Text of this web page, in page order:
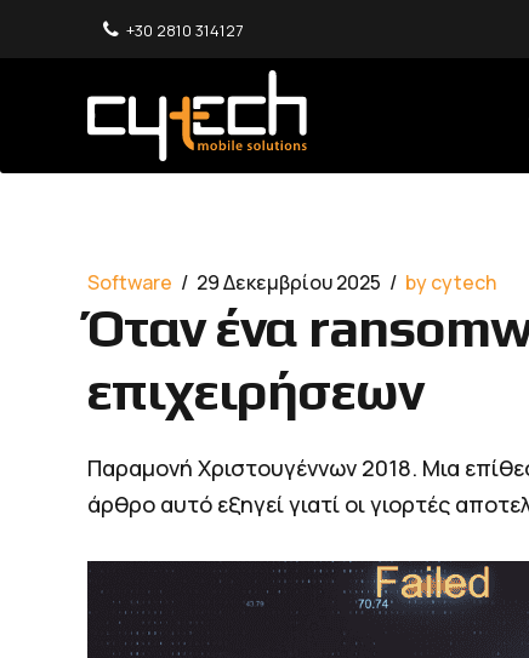
+30 2810 314127
Software 29 Δεκεμβρίου 2025 by cytech
Όταν ένα
επιχειρήσεων
Παραμονή Χριστουγέννων 2018. Μια
άρθρο αυτό εξηγεί γιατί οι γιορτές